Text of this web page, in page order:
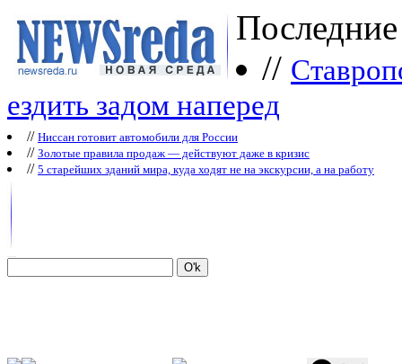
//
ездить задом наперед
// Ниссан готовит автомобили для России
// Зoлoтые прaвилa продаж — действуют даже в кризис
// 5 старейших зданий мира, куда ходят не на экскурсии, а на работу